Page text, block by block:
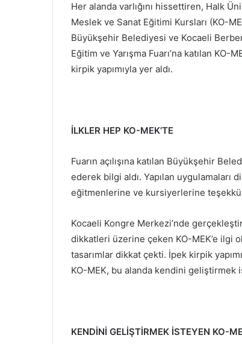
Her alanda varlığını hissettiren, Halk
Meslek ve Sanat Eğitimi Kursları (KO-
Büyükşehir Belediyesi ve Kocaeli
Eğitim ve Yarışma Fuarı’na katılan KO-
kirpik yapımıyla yer aldı.
İLKLER HEP KO-MEK’TE
Fuarın açılışına katılan Büyükşehir
ederek bilgi aldı. Yapılan
eğitmenlerine ve kursiyerlerine
Kocaeli Kongre Merkezi’nde
dikkatleri üzerine çeken KO-MEK’e ilgi
tasarımlar dikkat çekti. İpek kirpik
KO-MEK, bu alanda kendini
KENDİNİ GELİŞTİRMEK İSTEYEN KO-